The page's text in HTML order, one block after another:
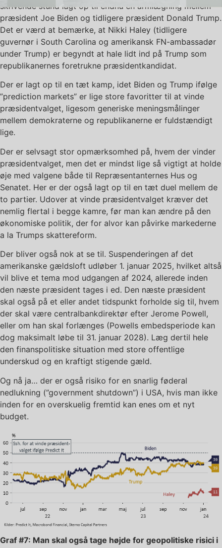
skrivende stund lagt op til endnu en armlægning mellem
præsident Joe Biden og tidligere præsident Donald Trump.
Det er værd at bemærke, at Nikki Haley (tidligere
guvernør i South Carolina og amerikansk FN-ambassadør
under Trump) er begyndt at hale lidt ind på Trump som
republikanernes foretrukne præsidentkandidat.
Der er lagt op til en tæt kamp, idet Biden og Trump ifølge
”prediction markets” er lige store favoritter til at vinde
præsidentvalget, ligesom generiske meningsmålinger
mellem demokraterne og republikanerne er fuldstændigt
lige.
Der er selvsagt stor opmærksomhed på, hvem der vinder
præsidentvalget, men det er mindst lige så vigtigt at holde
øje med valgene både til Repræsentanternes Hus og
Senatet. Her er der også lagt op til en tæt duel mellem de
to partier. Udover at vinde præsidentvalget kræver det
nemlig flertal i begge kamre, før man kan ændre på den
økonomiske politik, der for alvor kan påvirke markederne
a la Trumps skattereform.
Der bliver også nok at se til. Suspenderingen af det
amerikanske gældsloft udløber 1. januar 2025, hvilket altså
vil blive et tema mod udgangen af 2024, allerede inden
den næste præsident tages i ed. Den næste præsident
skal også på et eller andet tidspunkt forholde sig til, hvem
der skal være centralbankdirektør efter Jerome Powell,
eller om han skal forlænges (Powells embedsperiode kan
dog maksimalt løbe til 31. januar 2028). Læg dertil hele
den finanspolitiske situation med store offentlige
underskud og en kraftigt stigende gæld.
Og nå ja… der er også risiko for en snarlig føderal
nedlukning (”government shutdown”) i USA, hvis man ikke
inden for en overskuelig fremtid kan enes om et nyt
budget.
Graf #7: Man skal også tage højde for geopolitiske risici i